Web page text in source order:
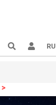
RU